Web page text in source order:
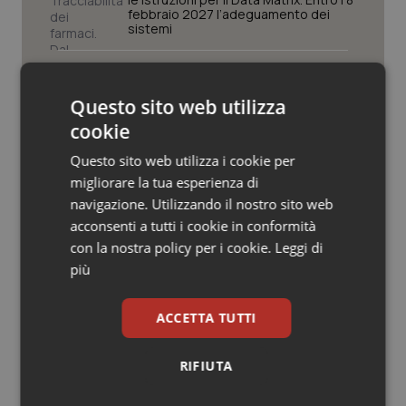
Veneto
Oncoematologia
Oncologia & Nutrizione
Psoriasi & pelle
Quotidiano Cardiologia
Quotidiano Chirurgia
Quotidiano Oncologia
Quotidiano Pediatria
febbraio 2027 l’adeguamento dei
sistemi
vacanze in sicurezza
Screening oncologici. Assistenti
sanitari Fno Tsrm e Pstrp: “La
prevenzione è un diritto, l’adesione
una scelta consapevole”
Medicina, posti vuoti e studenti
esclusi. Il Consiglio di Stato accoglie il
Questo sito web utilizza
cookie
Questo sito web utilizza i cookie per
migliorare la tua esperienza di
navigazione. Utilizzando il nostro sito web
acconsenti a tutti i cookie in conformità
con la nostra policy per i cookie. Leggi di
più
ACCETTA TUTTI
RIFIUTA